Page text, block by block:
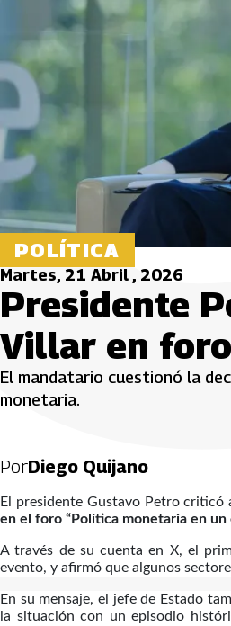
POLÍTICA
Martes, 21 Abril , 2026
Presidente
Villar en
El mandatario cuestionó la
monetaria.
PorDiego Quijano
El presidente Gustavo Petro criticó
en el foro “Política monetaria en
A través de su cuenta en X, el
evento, y afirmó que algunos
En su mensaje, el jefe de Estado
la situación con un episodio